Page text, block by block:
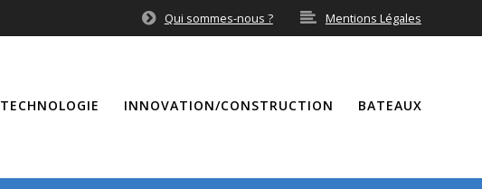
Qui sommes-nous ? Mentions Légales
TECHNOLOGIE INNOVATION/CONSTRUCTION BATEAUX